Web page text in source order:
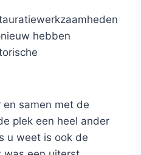
hebben
en samen met de
plek een heel ander
u weet is ook de